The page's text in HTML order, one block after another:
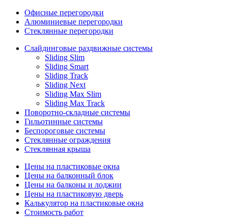
Офисные перегородки
Алюминиевые перегородки
Стеклянные перегородки
Слайдинговые раздвижные системы
Sliding Slim
Sliding Smart
Sliding Track
Sliding Next
Sliding Max Slim
Sliding Max Track
Поворотно-складные системы
Гильотинные системы
Беспороговые системы
Стеклянные ограждения
Стеклянная крыша
Цены на пластиковые окна
Цены на балконный блок
Цены на балконы и лоджии
Цены на пластиковую дверь
Калькулятор на пластиковые окна
Стоимость работ